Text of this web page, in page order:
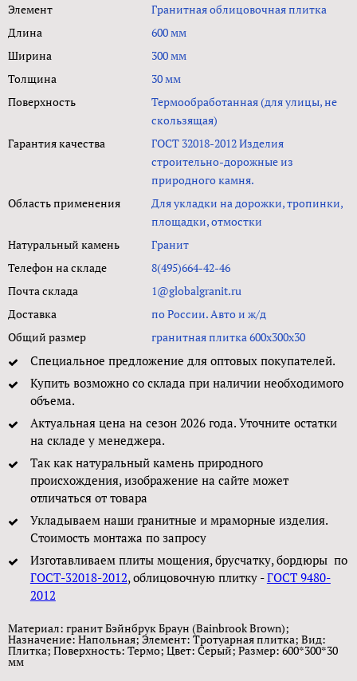
Элемент
Гранитная облицовочная плитка
Длина
600 мм
Ширина
300 мм
Толщина
30 мм
Поверхность
Термообработанная (для улицы, не
скользящая)
Гарантия качества
ГОСТ 32018-2012 Изделия
строительно-дорожные из
природного камня.
Область применения
Для укладки на дорожки, тропинки,
площадки, отмостки
Натуральный камень
Гранит
Телефон на складе
8(495)664-42-46
Почта склада
1@globalgranit.ru
Доставка
по России. Авто и ж/д
Общий размер
гранитная плитка 600х300х30
Специальное предложение для оптовых покупателей.
Купить возможно со склада при наличии необходимого
объема.
Актуальная цена на сезон 2026 года. Уточните остатки
на складе у менеджера.
Так как натуральный камень природного
происхождения, изображение на сайте может
отличаться от товара
Укладываем наши гранитные и мраморные изделия.
Стоимость монтажа по запросу
Изготавливаем плиты мощения, брусчатку, бордюры по
ГОСТ-32018-2012, облицовочную плитку -ГОСТ 9480-
2012
Материал: гранит Бэйнбрук Браун (Bainbrook Brown);
Назначение: Напольная; Элемент: Тротуарная плитка; Вид:
Плитка; Поверхность: Термо; Цвет: Серый; Размер: 600*300*30
мм